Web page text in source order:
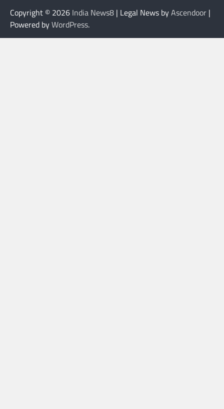
Copyright © 2026 India News8 | Legal News byAscendoor |
Powered byWordPress.